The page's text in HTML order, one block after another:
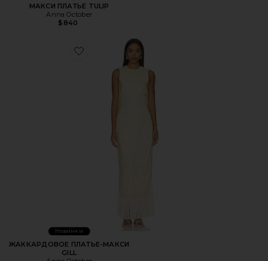
МАКСИ ПЛАТЬЕ TULIP
Anna October
$840
Favorite ЖАККАРДОВОЕ ПЛАТЬЕ-МАКСИ GILL
Новинки
ЖАККАРДОВОЕ ПЛАТЬЕ-МАКСИ
GILL